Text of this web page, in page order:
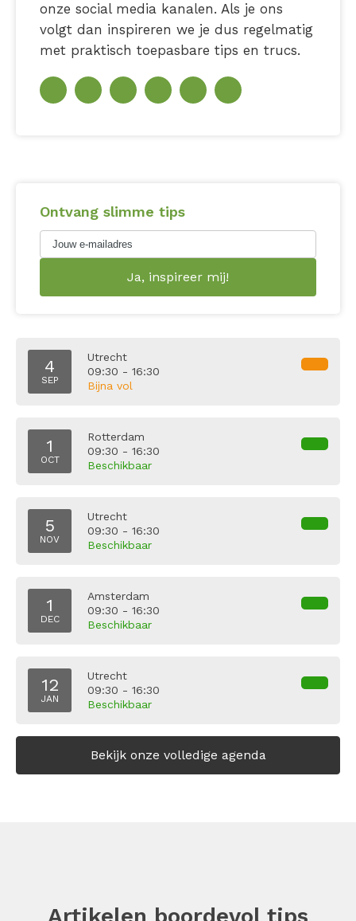
onze social media kanalen. Als je ons
volgt dan inspireren we je dus regelmatig
met praktisch toepasbare tips en trucs.
Ontvang slimme tips
4
SEP
Utrecht
09:30 - 16:30
Bijna vol
1
OCT
Rotterdam
09:30 - 16:30
Beschikbaar
5
NOV
Utrecht
09:30 - 16:30
Beschikbaar
1
DEC
Amsterdam
09:30 - 16:30
Beschikbaar
12
JAN
Utrecht
09:30 - 16:30
Beschikbaar
Bekijk onze volledige agenda